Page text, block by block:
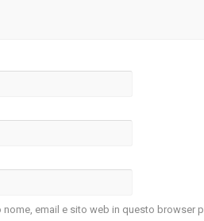
nome, email e sito web in questo browser